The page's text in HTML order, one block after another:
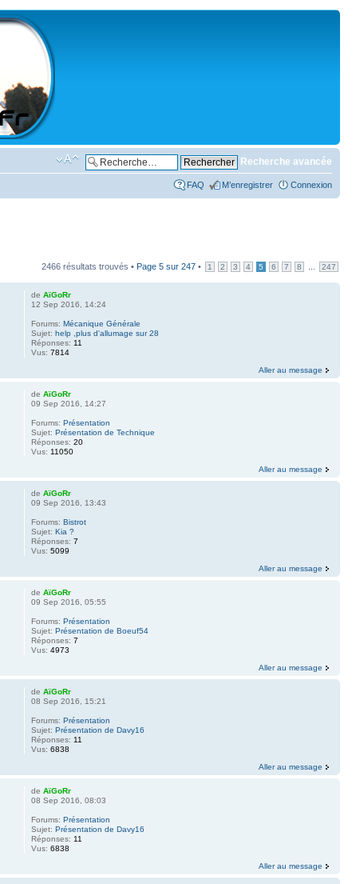
Recherche avancée
FAQ M’enregistrer Connexion
2466 résultats trouvés • Page 5 sur 247 • 1 2 3 4 5 6 7 8 247
de AïGoRr
12 Sep 2016, 14:24
Forums: Mécanique Générale
Sujet: help ,plus d'allumage sur 28
Réponses: 11
Vus: 7814
Aller au message
de AïGoRr
09 Sep 2016, 14:27
Forums: Présentation
Sujet: Présentation de Technique
Réponses: 20
Vus: 11050
Aller au message
de AïGoRr
09 Sep 2016, 13:43
Forums: Bistrot
Sujet: Kia ?
Réponses: 7
Vus: 5099
Aller au message
de AïGoRr
09 Sep 2016, 05:55
Forums: Présentation
Sujet: Présentation de Boeuf54
Réponses: 7
Vus: 4973
Aller au message
de AïGoRr
08 Sep 2016, 15:21
Forums: Présentation
Sujet: Présentation de Davy16
Réponses: 11
Vus: 6838
Aller au message
de AïGoRr
08 Sep 2016, 08:03
Forums: Présentation
Sujet: Présentation de Davy16
Réponses: 11
Vus: 6838
Aller au message